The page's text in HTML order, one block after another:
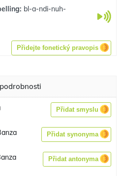
bl-a-ndi-nuh-
Přidejte fonetický pravopis
Přidat smyslu
Přidat synonyma
Přidat antonyma